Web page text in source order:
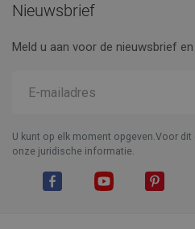
Nieuwsbrief
Meld u aan voor de nieuwsbrief
U kunt op elk moment opgeven.Voor
onze juridische informatie.